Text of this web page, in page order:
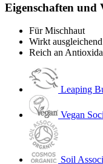
Eigenschaften und
Für Mischhaut
Wirkt ausgleichend
Reich an
Leaping
Vegan
Soil